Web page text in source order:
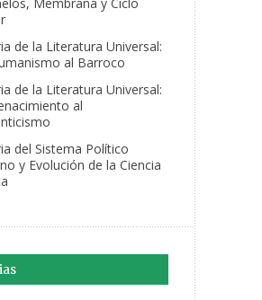
Membrana y Ciclo
de la Literatura Universal:
al Barroco
de la Literatura Universal:
al
del Sistema Político
y Evolución de la Ciencia